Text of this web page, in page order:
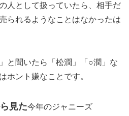
人として扱っていたら、相手だ
られるようなことはなかったは
と聞いたら「松潤」「○潤」な
ホント嫌なことです。
見た今年のジャニーズ